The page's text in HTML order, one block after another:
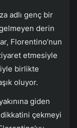
adlı genç bir
derin
Florentino’nun
etmesiyle
birlikte
oluyor.
giden
çekmeyi